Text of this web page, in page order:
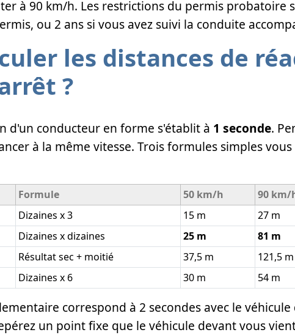
à 90 km/h. Les restrictions du permis probatoire
ou 2 ans si vous avez suivi la conduite
les distances de
?
d'un conducteur en forme s'établit à 1 seconde.
à la même vitesse. Trois formules simples
Formule 50 km/h 90 km/
Dizaines x 3 15 m 27 m
Dizaines x dizaines 25 m 81 m
Résultat sec + moitié 37,5 m 121,5 m
Dizaines x 6 30 m 54 m
correspond à 2 secondes avec le
un point fixe que le véhicule devant vous